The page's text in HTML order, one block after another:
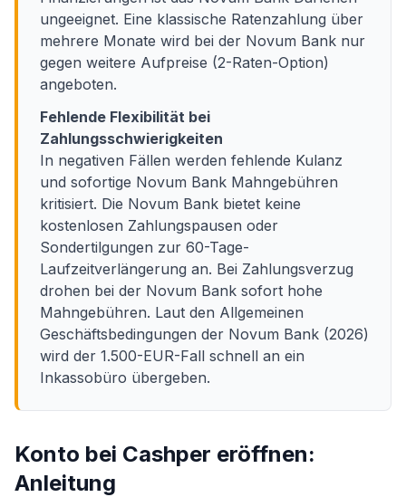
ungeeignet. Eine klassische Ratenzahlung über
mehrere Monate wird bei der Novum Bank nur
gegen weitere Aufpreise (2-Raten-Option)
angeboten.
Fehlende Flexibilität bei
Zahlungsschwierigkeiten
In negativen Fällen werden fehlende Kulanz
und sofortige Novum Bank Mahngebühren
kritisiert. Die Novum Bank bietet keine
kostenlosen Zahlungspausen oder
Sondertilgungen zur 60-Tage-
Laufzeitverlängerung an. Bei Zahlungsverzug
drohen bei der Novum Bank sofort hohe
Mahngebühren. Laut den Allgemeinen
Geschäftsbedingungen der Novum Bank (2026)
wird der 1.500-EUR-Fall schnell an ein
Inkassobüro übergeben.
Konto bei Cashper eröffnen:
Anleitung